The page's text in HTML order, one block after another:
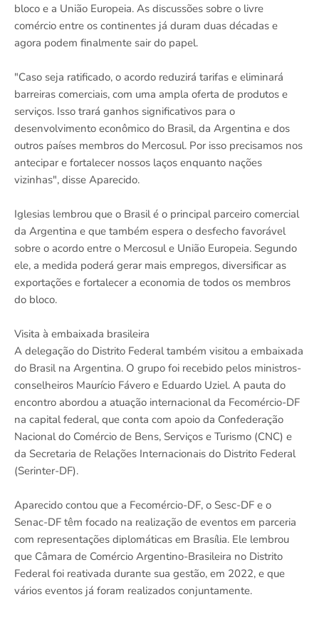
bloco e a União Europeia. As discussões sobre o livre
comércio entre os continentes já duram duas décadas e
agora podem finalmente sair do papel.
"Caso seja ratificado, o acordo reduzirá tarifas e eliminará
barreiras comerciais, com uma ampla oferta de produtos e
serviços. Isso trará ganhos significativos para o
desenvolvimento econômico do Brasil, da Argentina e dos
outros países membros do Mercosul. Por isso precisamos nos
antecipar e fortalecer nossos laços enquanto nações
vizinhas", disse Aparecido.
Iglesias lembrou que o Brasil é o principal parceiro comercial
da Argentina e que também espera o desfecho favorável
sobre o acordo entre o Mercosul e União Europeia. Segundo
ele, a medida poderá gerar mais empregos, diversificar as
exportações e fortalecer a economia de todos os membros
do bloco.
Visita à embaixada brasileira
A delegação do Distrito Federal também visitou a embaixada
do Brasil na Argentina. O grupo foi recebido pelos ministros-
conselheiros Maurício Fávero e Eduardo Uziel. A pauta do
encontro abordou a atuação internacional da Fecomércio-DF
na capital federal, que conta com apoio da Confederação
Nacional do Comércio de Bens, Serviços e Turismo (CNC) e
da Secretaria de Relações Internacionais do Distrito Federal
(Serinter-DF).
Aparecido contou que a Fecomércio-DF, o Sesc-DF e o
Senac-DF têm focado na realização de eventos em parceria
com representações diplomáticas em Brasília. Ele lembrou
que Câmara de Comércio Argentino-Brasileira no Distrito
Federal foi reativada durante sua gestão, em 2022, e que
vários eventos já foram realizados conjuntamente.